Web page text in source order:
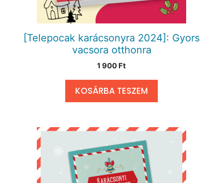
[Telepocak karácsonyra 2024]: Gyors
vacsora otthonra
1 900 Ft
KOSÁRBA TESZEM